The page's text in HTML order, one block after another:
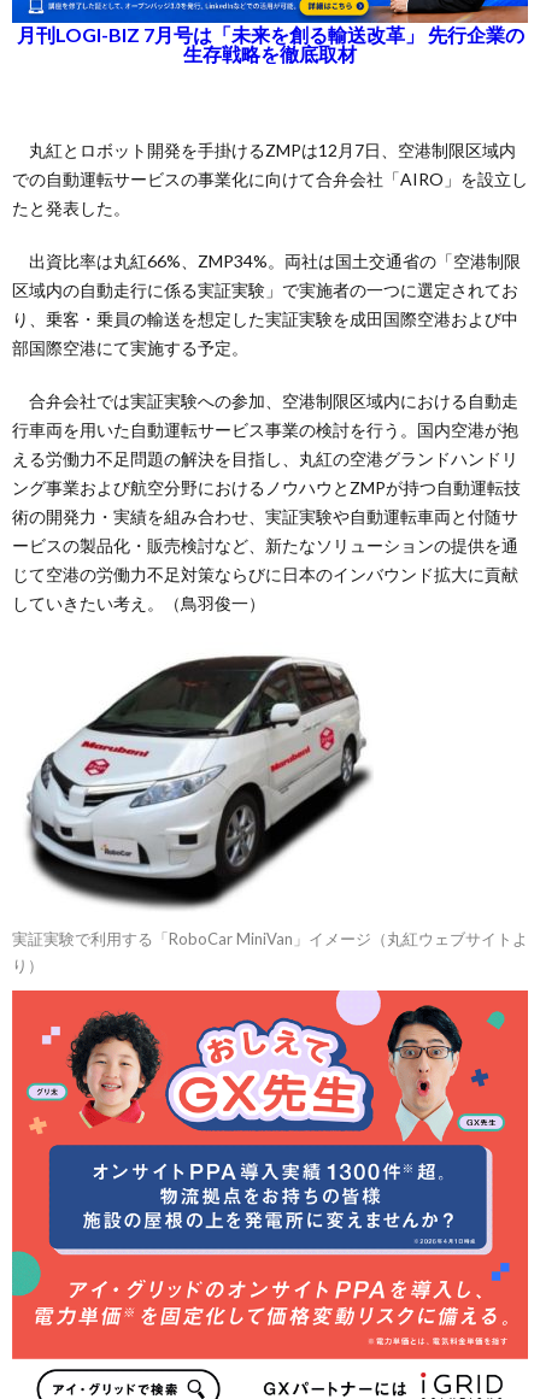
月刊LOGI-BIZ 7月号は「未来を創る輸送改革」 先行企業の
生存戦略を徹底取材
丸紅とロボット開発を手掛けるZMPは12月7日、空港制限区域内
での自動運転サービスの事業化に向けて合弁会社「AIRO」を設立し
たと発表した。
出資比率は丸紅66%、ZMP34%。両社は国土交通省の「空港制限
区域内の自動走行に係る実証実験」で実施者の一つに選定されてお
り、乗客・乗員の輸送を想定した実証実験を成田国際空港および中
部国際空港にて実施する予定。
合弁会社では実証実験への参加、空港制限区域内における自動走
行車両を用いた自動運転サービス事業の検討を行う。国内空港が抱
える労働力不足問題の解決を目指し、丸紅の空港グランドハンドリ
ング事業および航空分野におけるノウハウとZMPが持つ自動運転技
術の開発力・実績を組み合わせ、実証実験や自動運転車両と付随サ
ービスの製品化・販売検討など、新たなソリューションの提供を通
じて空港の労働力不足対策ならびに日本のインバウンド拡大に貢献
していきたい考え。（鳥羽俊一）
実証実験で利用する「RoboCar MiniVan」イメージ（丸紅ウェブサイトよ
り）